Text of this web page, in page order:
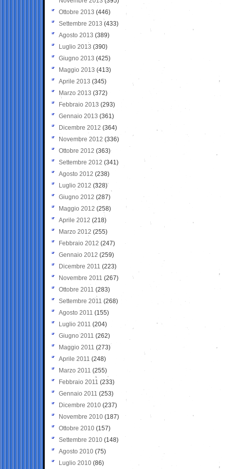
Ottobre 2013 (446)
Settembre 2013 (433)
Agosto 2013 (389)
Luglio 2013 (390)
Giugno 2013 (425)
Maggio 2013 (413)
Aprile 2013 (345)
Marzo 2013 (372)
Febbraio 2013 (293)
Gennaio 2013 (361)
Dicembre 2012 (364)
Novembre 2012 (336)
Ottobre 2012 (363)
Settembre 2012 (341)
Agosto 2012 (238)
Luglio 2012 (328)
Giugno 2012 (287)
Maggio 2012 (258)
Aprile 2012 (218)
Marzo 2012 (255)
Febbraio 2012 (247)
Gennaio 2012 (259)
Dicembre 2011 (223)
Novembre 2011 (267)
Ottobre 2011 (283)
Settembre 2011 (268)
Agosto 2011 (155)
Luglio 2011 (204)
Giugno 2011 (262)
Maggio 2011 (273)
Aprile 2011 (248)
Marzo 2011 (255)
Febbraio 2011 (233)
Gennaio 2011 (253)
Dicembre 2010 (237)
Novembre 2010 (187)
Ottobre 2010 (157)
Settembre 2010 (148)
Agosto 2010 (75)
Luglio 2010 (86)